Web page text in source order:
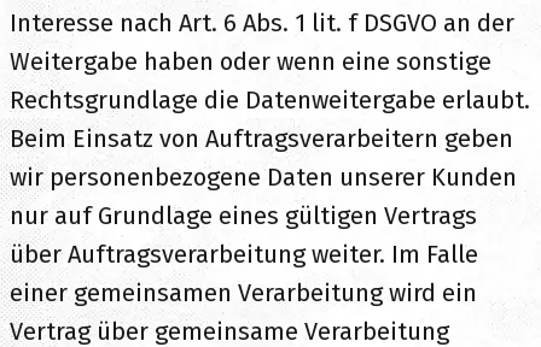
Interesse nach Art. 6 Abs. 1 lit. f DSGVO an der
Weitergabe haben oder wenn eine sonstige
Rechtsgrundlage die Datenweitergabe erlaubt.
Beim Einsatz von Auftragsverarbeitern geben
wir personenbezogene Daten unserer Kunden
nur auf Grundlage eines gültigen Vertrags
über Auftragsverarbeitung weiter. Im Falle
einer gemeinsamen Verarbeitung wird ein
Vertrag über gemeinsame Verarbeitung